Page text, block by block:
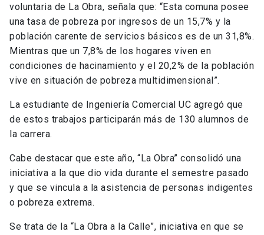
voluntaria de La Obra, señala que: “Esta comuna posee
una tasa de pobreza por ingresos de un 15,7% y la
población carente de servicios básicos es de un 31,8%.
Mientras que un 7,8% de los hogares viven en
condiciones de hacinamiento y el 20,2% de la población
vive en situación de pobreza multidimensional”.
La estudiante de Ingeniería Comercial UC agregó que
de estos trabajos participarán más de 130 alumnos de
la carrera.
Cabe destacar que este año, “La Obra” consolidó una
iniciativa a la que dio vida durante el semestre pasado
y que se vincula a la asistencia de personas indigentes
o pobreza extrema.
Se trata de la “La Obra a la Calle”, iniciativa en que se